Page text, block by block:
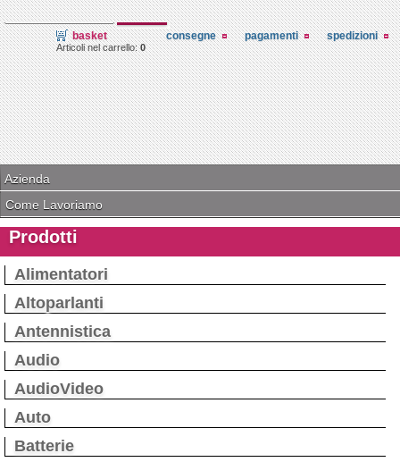
basket
Articoli nel carrello:0
consegne pagamenti spedizioni
Azienda
Come Lavoriamo
Prodotti
Alimentatori
Altoparlanti
Antennistica
Audio
AudioVideo
Auto
Batterie